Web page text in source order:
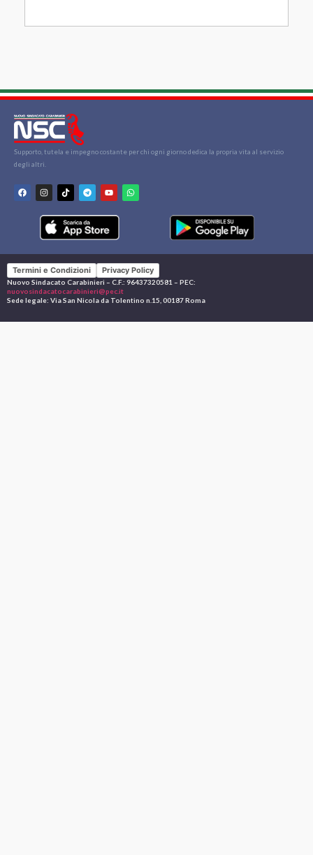
Supporto, tutela e impegno costante per chi ogni giorno dedica la propria vita al servizio
degli altri.
Termini e Condizioni Privacy Policy
Nuovo Sindacato Carabinieri – C.F.: 96437320581 – PEC:
nuovosindacatocarabinieri@pec.it
Sede legale: Via San Nicola da Tolentino n.15, 00187 Roma